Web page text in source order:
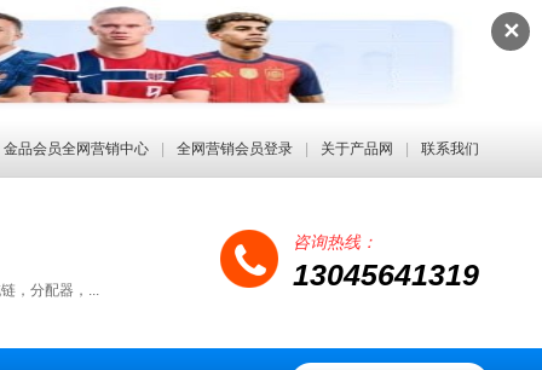
✕
金品会员全网营销中心 全网营销会员登录 关于产品网 联系我们
，分配器，...
咨询热线：
13045641319